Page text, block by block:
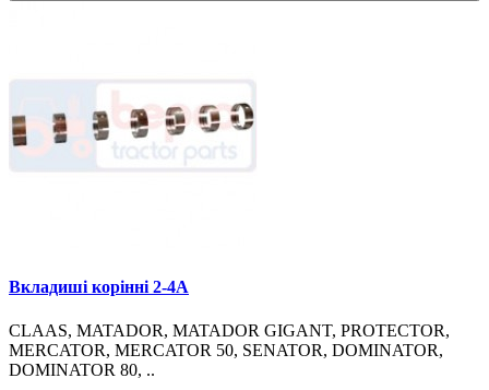
Вкладиші корінні 2-4A
CLAAS, MATADOR, MATADOR GIGANT, PROTECTOR,
MERCATOR, MERCATOR 50, SENATOR, DOMINATOR,
DOMINATOR 80, ..